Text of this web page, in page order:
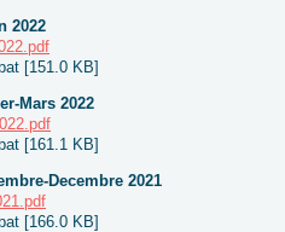
2022
[151.0 KB]
Mars 2022
[161.1 KB]
Decembre 2021
[166.0 KB]